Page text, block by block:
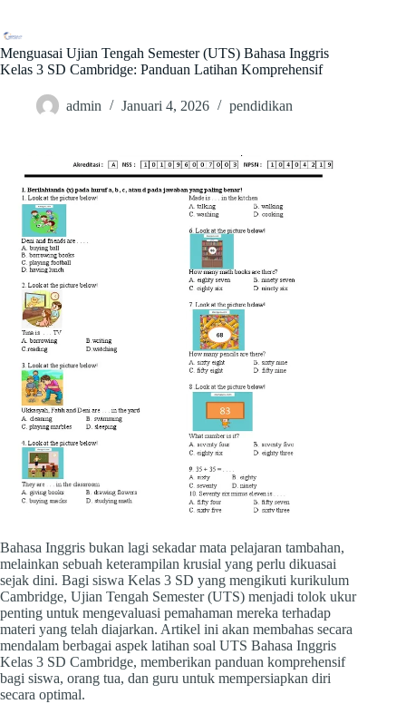
content
Menguasai Ujian Tengah Semester (UTS) Bahasa Inggris
Kelas 3 SD Cambridge: Panduan Latihan Komprehensif
admin Januari 4, 2026 pendidikan
Bahasa Inggris bukan lagi sekadar mata pelajaran tambahan,
melainkan sebuah keterampilan krusial yang perlu dikuasai
sejak dini. Bagi siswa Kelas 3 SD yang mengikuti kurikulum
Cambridge, Ujian Tengah Semester (UTS) menjadi tolok ukur
penting untuk mengevaluasi pemahaman mereka terhadap
materi yang telah diajarkan. Artikel ini akan membahas secara
mendalam berbagai aspek latihan soal UTS Bahasa Inggris
Kelas 3 SD Cambridge, memberikan panduan komprehensif
bagi siswa, orang tua, dan guru untuk mempersiapkan diri
secara optimal.